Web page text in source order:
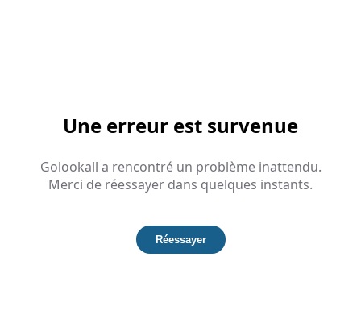
Une erreur est survenue
Golookall a rencontré un problème inattendu.
Merci de réessayer dans quelques instants.
Réessayer